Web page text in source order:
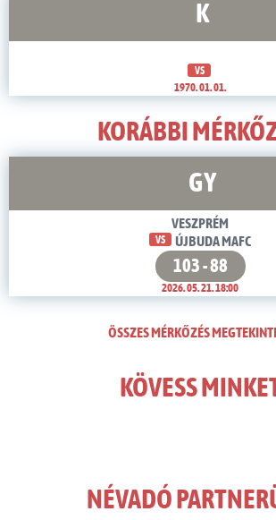
K
VS
1970. 01. 01.
KORÁBBI
GY
VESZPRÉM
VS ÚJBUDA MAFC
103 - 88
2026. 05. 21. 18:00
ÖSSZES MÉRKŐZÉS
KÖVESS
NÉVADÓ